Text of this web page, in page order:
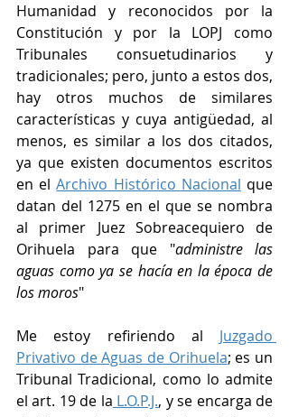
Humanidad y reconocidos por la
Constitución y por la LOPJ como
Tribunales consuetudinarios y
tradicionales; pero, junto a estos dos,
hay otros muchos de similares
características y cuya antigüedad, al
menos, es similar a los dos citados,
ya que existen documentos escritos
en el Archivo Histórico Nacional que
datan del 1275 en el que se nombra
al primer Juez Sobreacequiero de
Orihuela para que "administre las
aguas como ya se hacía en la época de
los moros"
Me estoy refiriendo al Juzgado
Privativo de Aguas de Orihuela; es un
Tribunal Tradicional, como lo admite
el art. 19 de la L.O.P.J., y se encarga de